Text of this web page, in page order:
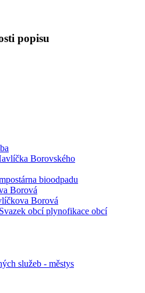
popisu
Borovského
bioodpadu
Borová
Borová
obcí plynofikace obcí
služeb - městys